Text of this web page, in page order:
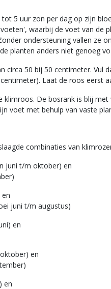
5 uur zon per dag op zijn
waarbij de voet van
ondersteuning vallen ze
planten anders niet genoeg
circa 50 bij 50 centimeter.
Laat de roos eerst
De bosrank is blij
voet met behulp van vaste
combinaties van
juni t/m oktober) en
juni t/m augustus)
en
en
en